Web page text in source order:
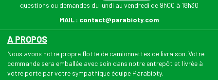
questions ou demandes du lundi au vendredi de 9h00 à 18h30
MAIL : contact@parabioty.com
A PROPOS
Nous avons notre propre flotte de camionnettes de livraison. Votre
commande sera emballée avec soin dans notre entrepôt et livrée à
votre porte par votre sympathique équipe Parabioty.